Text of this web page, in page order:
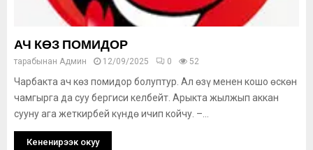
АЧ КӨЗ ПОМИДОР
тарабынан Админ 12/09/2025 0 52
Чарбакта ач көз помидор болуптур. Ал өзү менен кошо өскөн
чамгырга да суу бергиси келбейт. Арыкта жылжып аккан
сууну ага жеткирбей күндө ичип койчу. –...
Кененирээк окуу